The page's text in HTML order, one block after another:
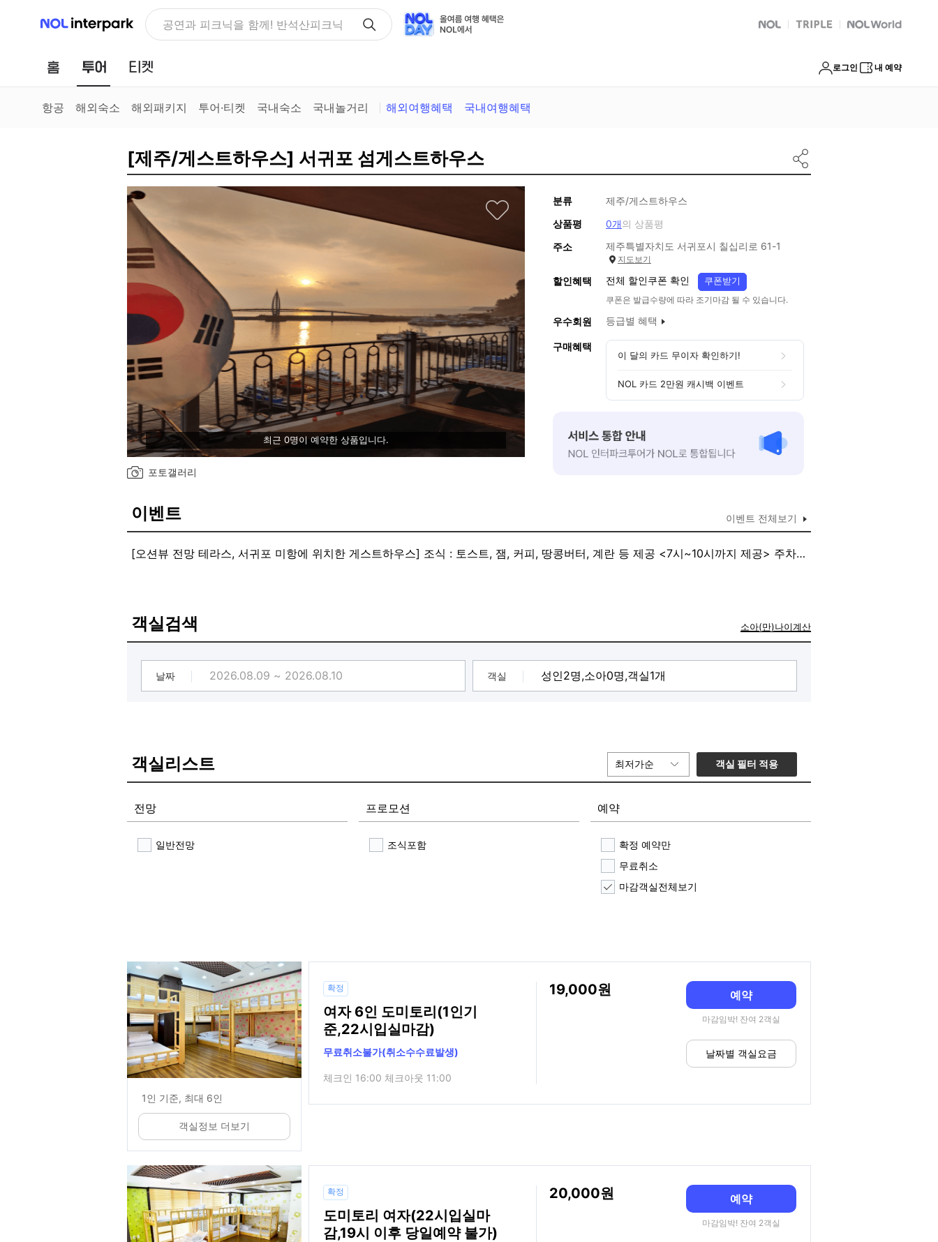
NOL 인터파크 공연과 피크닉을 함께! 반석산피크닉 NOL 트리플 Global Interpark
홈 투어 로그인 내 예약
항공 해외숙소 해외패키지 투어·티켓 국내숙소 국내놀거리 해외여행혜택 국내여행혜택
[제주/게스트하우스] 서귀포 섬게스트하우스
최근 0명이 예약한 상품입니다.
포토갤러리
분류
제주/게스트하우스
상품평
0개의 상품평
주소
제주특별자치도 서귀포시 칠십리로 61-1
지도보기
할인혜택 전체 할인쿠폰 확인 쿠폰받기
쿠폰은 발급수량에 따라 조기마감 될 수 있습니다.
우수회원 등급별 혜택
구매혜택
이 달의 카드 무이자 확인하기!
NOL 카드 2만원 캐시백 이벤트
이벤트 이벤트 전체보기
[오션뷰 전망 테라스, 서귀포 미항에 위치한 게스트하우스] 조식 : 토스트, 잼, 커피, 땅콩버터, 계란 등 제공 <7시~10시까지 제공> 주차 :
객실검색 소아(만)나이계산
날짜 객실
객실리스트 최저가순 객실 필터 적용
전망
일반전망
프로모션
조식포함
예약
확정 예약만
무료취소
마감객실전체보기
1인 기준, 최대 6인
객실정보 더보기
확정
여자 6인 도미토리(1인기
준,22시입실마감)
무료취소불가(취소수수료발생)
체크인 16:00 체크아웃 11:00
19,000 예약
마감임박! 잔여 2객실
날짜별 객실요금
확정
도미토리 여자(22시입실마
감,19시 이후 당일예약 불가)
20,000 예약
마감임박! 잔여 2객실